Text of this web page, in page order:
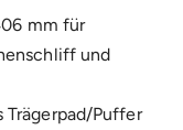
mm für
und
Trägerpad/Puffer